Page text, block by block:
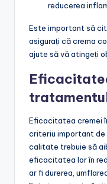
reducerea
Este important să
asigurați că crema
ajute să vă atingeți
Eficacitatea cremei
criteriu important de
calitate trebuie să
eficacitatea lor în
ar fi durerea,